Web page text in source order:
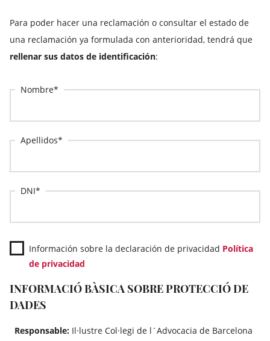
Para poder hacer una reclamación o consultar el estado de
una reclamación ya formulada con anterioridad, tendrá que
rellenar sus datos de identificación:
Nombre
Apellidos
DNI
Información sobre la declaración de privacidad Política
de privacidad
INFORMACIÓ BÀSICA SOBRE PROTECCIÓ DE
DADES
Responsable: Il·lustre Col·legi de l´Advocacia de Barcelona